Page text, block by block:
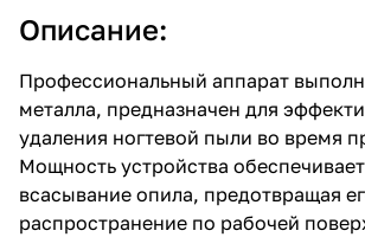
Описание:
Профессиональный аппарат
металла, предназначен для
удаления ногтевой пыли во время
Мощность устройства
всасывание опила, предотвращая
распространение по рабочей